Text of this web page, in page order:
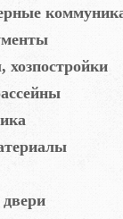
хозпостройки